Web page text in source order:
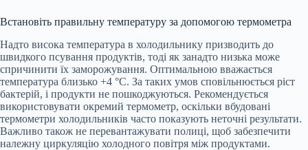
Встановіть правильну температуру за допомогою термометра
Надто висока температура в холодильнику призводить до
швидкого псування продуктів, тоді як занадто низька може
спричинити їх заморожування. Оптимальною вважається
температура близько +4 °C. За таких умов сповільнюється ріст
бактерій, і продукти не пошкоджуються. Рекомендується
використовувати окремий термометр, оскільки вбудовані
термометри холодильників часто показують неточні результати.
Важливо також не перевантажувати полиці, щоб забезпечити
належну циркуляцію холодного повітря між продуктами.